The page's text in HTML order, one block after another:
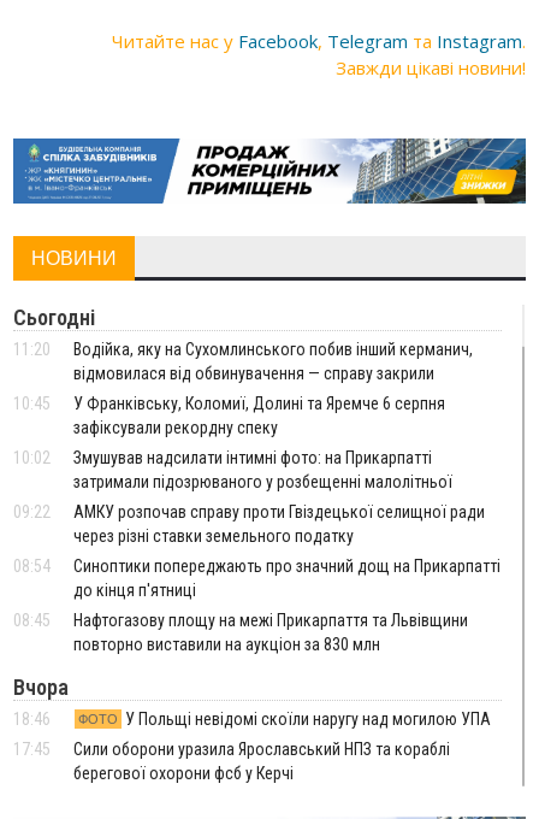
Читайте нас у Facebook, Telegram та Instagram.
Завжди цікаві новини!
НОВИНИ
Сьогодні
11:20
Водійка, яку на Сухомлинського побив інший керманич,
відмовилася від обвинувачення — справу закрили
10:45
У Франківську, Коломиї, Долині та Яремче 6 серпня
зафіксували рекордну спеку
10:02
Змушував надсилати інтимні фото: на Прикарпатті
затримали підозрюваного у розбещенні малолітньої
09:22
АМКУ розпочав справу проти Гвіздецької селищної ради
через різні ставки земельного податку
08:54
Синоптики попереджають про значний дощ на Прикарпатті
до кінця п'ятниці
08:45
Нафтогазову площу на межі Прикарпаття та Львівщини
повторно виставили на аукціон за 830 млн
Вчора
18:46 ФОТО
У Польщі невідомі скоїли наругу над могилою УПА
17:45
Сили оборони уразила Ярославський НПЗ та кораблі
берегової охорони фсб у Керчі